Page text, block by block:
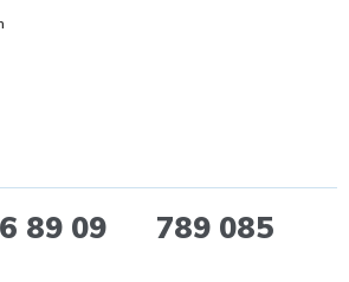
89 09 789 085